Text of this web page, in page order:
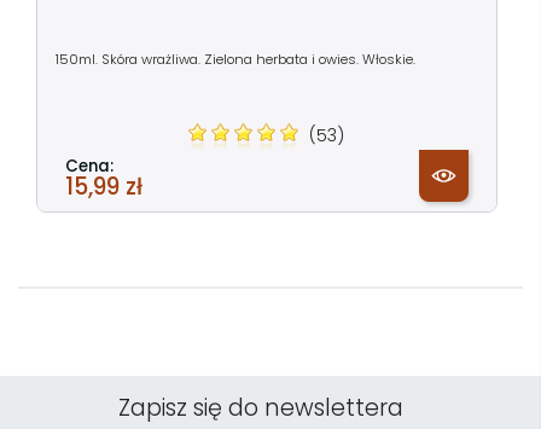
150ml. Skóra wrażliwa. Zielona herbata i owies. Włoskie.
(53)
Cena:
15,99 zł
Zapisz się do newslettera